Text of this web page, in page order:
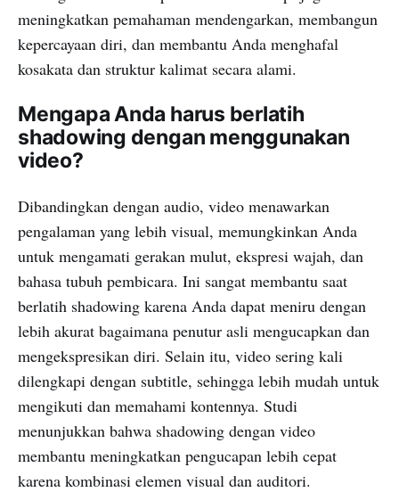
meningkatkan pemahaman mendengarkan, membangun
kepercayaan diri, dan membantu Anda menghafal
kosakata dan struktur kalimat secara alami.
Mengapa Anda harus berlatih
shadowing dengan menggunakan
video?
Dibandingkan dengan audio, video menawarkan
pengalaman yang lebih visual, memungkinkan Anda
untuk mengamati gerakan mulut, ekspresi wajah, dan
bahasa tubuh pembicara. Ini sangat membantu saat
berlatih shadowing karena Anda dapat meniru dengan
lebih akurat bagaimana penutur asli mengucapkan dan
mengekspresikan diri. Selain itu, video sering kali
dilengkapi dengan subtitle, sehingga lebih mudah untuk
mengikuti dan memahami kontennya. Studi
menunjukkan bahwa shadowing dengan video
membantu meningkatkan pengucapan lebih cepat
karena kombinasi elemen visual dan auditori.